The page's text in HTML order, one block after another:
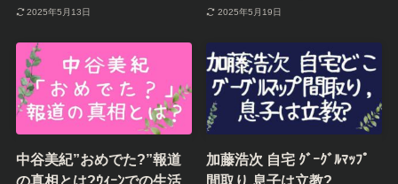
2025年5月13日 2025年5月19日
中谷美紀”おめでた?”報道
の真相とは?ｳｨｰﾝでの生活
加藤浩次 自宅 ｸﾞｰｸﾞﾙﾏｯﾌﾟ
間取り,息子は立教?